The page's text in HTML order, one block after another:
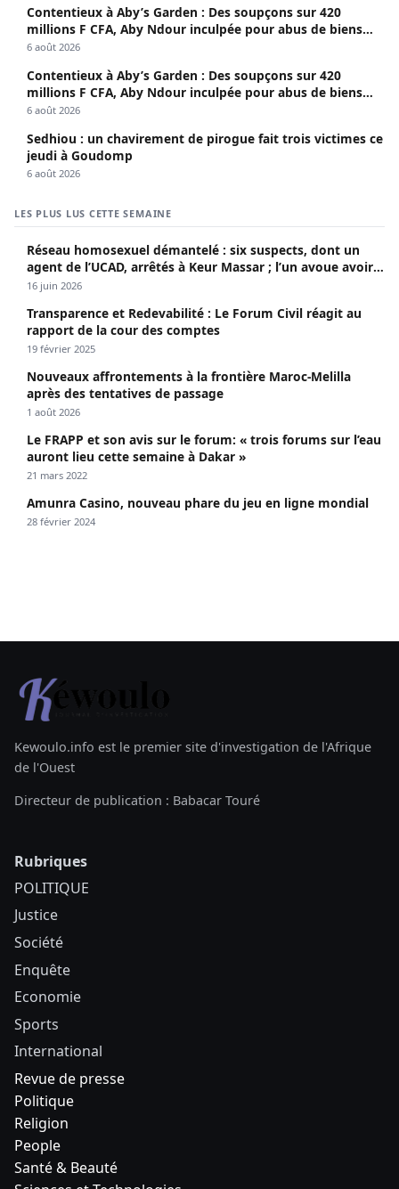
Contentieux à Aby’s Garden : Des soupçons sur 420
millions F CFA, Aby Ndour inculpée pour abus de biens
sociaux
6 août 2026
Contentieux à Aby’s Garden : Des soupçons sur 420
millions F CFA, Aby Ndour inculpée pour abus de biens
sociaux
6 août 2026
Sedhiou : un chavirement de pirogue fait trois victimes ce
jeudi à Goudomp
6 août 2026
LES PLUS LUS CETTE SEMAINE
Réseau homosexuel démantelé : six suspects, dont un
agent de l’UCAD, arrêtés à Keur Massar ; l’un avoue avoir
propagé le VIH depuis 2018
16 juin 2026
Transparence et Redevabilité : Le Forum Civil réagit au
rapport de la cour des comptes
19 février 2025
Nouveaux affrontements à la frontière Maroc-Melilla
après des tentatives de passage
1 août 2026
Le FRAPP et son avis sur le forum: « trois forums sur l’eau
auront lieu cette semaine à Dakar »
21 mars 2022
Amunra Casino, nouveau phare du jeu en ligne mondial
28 février 2024
Kewoulo.info est le premier site d'investigation de l'Afrique
de l'Ouest
Directeur de publication : Babacar Touré
Rubriques
POLITIQUE
Justice
Société
Enquête
Economie
Sports
International
Revue de presse
Politique
Religion
People
Santé & Beauté